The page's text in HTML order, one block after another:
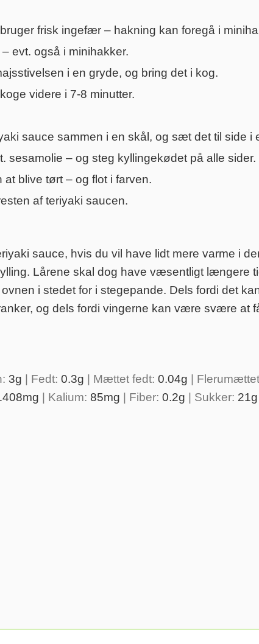
frisk ingefær – hakning kan foregå i
evt. også i minihakker.
i en gryde, og bring det i kog.
videre i 7-8 minutter.
sauce sammen i en skål, og sæt det til side i
sesamolie – og steg kyllingekødet på alle sider.
blive tørt – og flot i farven.
af teriyaki saucen.
sauce, hvis du vil have lidt mere varme i
Lårene skal dog have væsentligt længere
i stedet for i stegepande. Dels fordi det
og dels fordi vingerne kan være svære at
3g Fedt: 0.3g Mættet fedt: 0.04g
mg Kalium: 85mg Fiber: 0.2g Sukker: 21g